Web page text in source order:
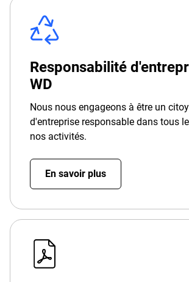
Responsabilité
WD
Nous nous engageons à être un
d'entreprise responsable dans tous
nos activités.
En savoir plus